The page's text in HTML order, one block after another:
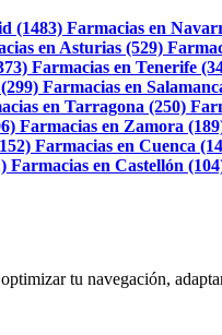
(1483) Farmacias en
en Asturias (529)
Farmacias en Tenerife
Farmacias en
en Tarragona (250)
Farmacias en Zamora
Farmacias en Cuenca
Farmacias en Castellón
tu navegación,